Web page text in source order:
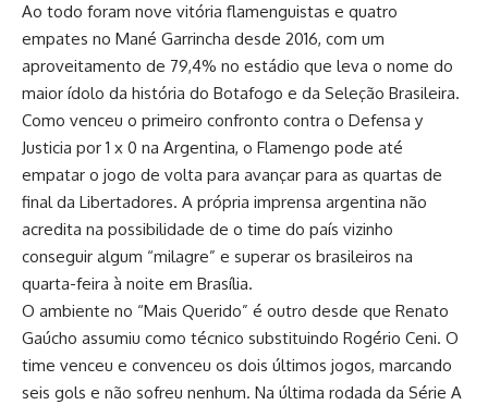
Ao todo foram nove vitória flamenguistas e quatro
empates no Mané Garrincha desde 2016, com um
aproveitamento de 79,4% no estádio que leva o nome do
maior ídolo da história do Botafogo e da Seleção Brasileira.
Como venceu o primeiro confronto contra o Defensa y
Justicia por 1 x 0 na Argentina, o Flamengo pode até
empatar o jogo de volta para avançar para as quartas de
final da Libertadores. A própria imprensa argentina não
acredita na possibilidade de o time do país vizinho
conseguir algum “milagre” e superar os brasileiros na
quarta-feira à noite em Brasília.
O ambiente no “Mais Querido” é outro desde que Renato
Gaúcho assumiu como técnico substituindo Rogério Ceni. O
time venceu e convenceu os dois últimos jogos, marcando
seis gols e não sofreu nenhum. Na última rodada da Série A